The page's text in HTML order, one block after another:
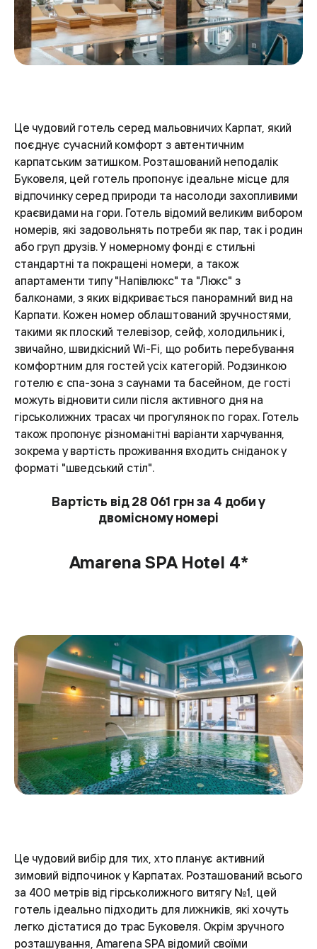
Це чудовий готель серед мальовничих Карпат, який
поєднує сучасний комфорт з автентичним
карпатським затишком. Розташований неподалік
Буковеля, цей готель пропонує ідеальне місце для
відпочинку серед природи та насолоди захопливими
краєвидами на гори. Готель відомий великим вибором
номерів, які задовольнять потреби як пар, так і родин
або груп друзів. У номерному фонді є стильні
стандартні та покращені номери, а також
апартаменти типу "Напівлюкс" та "Люкс" з
балконами, з яких відкривається панорамний вид на
Карпати. Кожен номер облаштований зручностями,
такими як плоский телевізор, сейф, холодильник і,
звичайно, швидкісний Wi-Fi, що робить перебування
комфортним для гостей усіх категорій. Родзинкою
готелю є спа-зона з саунами та басейном, де гості
можуть відновити сили після активного дня на
гірськолижних трасах чи прогулянок по горах. Готель
також пропонує різноманітні варіанти харчування,
зокрема у вартість проживання входить сніданок у
форматі "шведський стіл".
Вартість від 28 061 грн за 4 доби у
двомісному номері
Amarena SPA Hotel 4*
Це чудовий вибір для тих, хто планує активний
зимовий відпочинок у Карпатах. Розташований всього
за 400 метрів від гірськолижного витягу №1, цей
готель ідеально підходить для лижників, які хочуть
легко дістатися до трас Буковеля. Окрім зручного
розташування, Amarena SPA відомий своїми